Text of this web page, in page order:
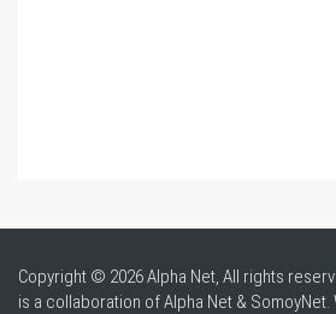
Copyright © 2026 Alpha Net, All rights
is a collaboration of Alpha Net & SomoyNet.